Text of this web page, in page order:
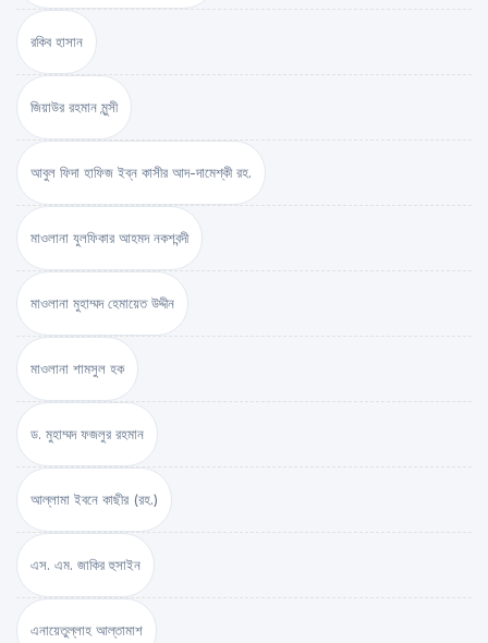
রকিব হাসান
জিয়াউর রহমান মুন্সী
আবুল ফিদা হাফিজ ইব্‌ন কাসীর আদ-দামেশ্‌কী রহ.
মাওলানা যুলফিকার আহমদ নকশবন্দী
মাওলানা মুহাম্মদ হেমায়েত উদ্দীন
মাওলানা শামসুল হক
ড. মুহাম্মদ ফজলুর রহমান
আল্লামা ইবনে কাছীর (রহ.)
এস. এম. জাকির হুসাইন
এনায়েতুল্লাহ আল্‌তামাশ